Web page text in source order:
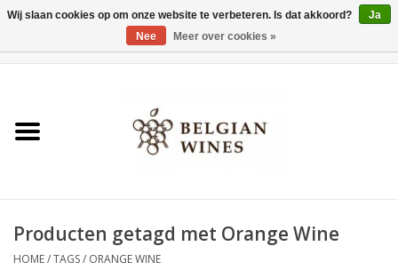
Wijnen
Wijnbar Antwerpen
Producten getagd met Orange Wine
HOME/TAGS/ ORANGE WINE
Wij slaan cookies op om onze website te verbeteren. Is dat akkoord?
Ja
Nee
Meer over cookies »